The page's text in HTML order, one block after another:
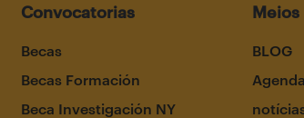
Convocatorias
Becas
Becas Formación
Beca Investigación NY
Meios
BLOG
Agenda